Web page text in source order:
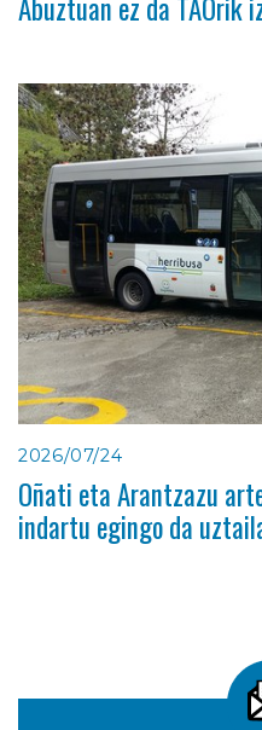
Abuztuan ez da TAOrik
2026/07/24
Oñati eta Arantzazu
indartu egingo da